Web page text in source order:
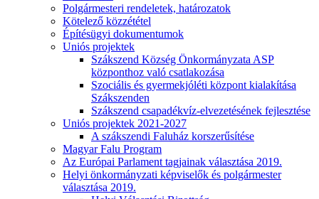
Polgármesteri rendeletek, határozatok
Kötelező közzététel
Építésügyi dokumentumok
Uniós projektek
Szákszend Község Önkormányzata ASP
központhoz való csatlakozása
Szociális és gyermekjóléti központ kialakítása
Szákszenden
Szákszend csapadékvíz-elvezetésének fejlesztése
Uniós projektek 2021-2027
A szákszendi Faluház korszerűsítése
Magyar Falu Program
Az Európai Parlament tagjainak választása 2019.
Helyi önkormányzati képviselők és polgármester
választása 2019.